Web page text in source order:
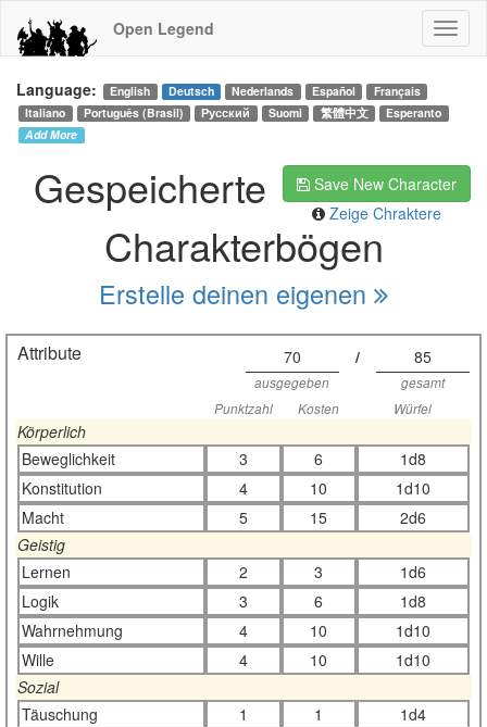
Open Legend
Language: English Deutsch Nederlands Español
Français
Italiano
Português (Brasil) Русский Suomi 繁體中文
Esperanto
Add More
Save New Character
Zeige Chraktere
Gespeicherte
Charakterbögen
Erstelle deinen eigenen
Attribute 70 / 85
ausgegeben
gesamt
Punktzahl
Kosten Würfel
Körperlich
Beweglichkeit
3 6
1d8
Konstitution
4 10
1d10
Macht
5 15
2d6
Geistig
Lernen
2 3
1d6
Logik
3 6
1d8
Wahrnehmung
4 10
1d10
Wille
4 10
1d10
Sozial
Täuschung
1 1
1d4